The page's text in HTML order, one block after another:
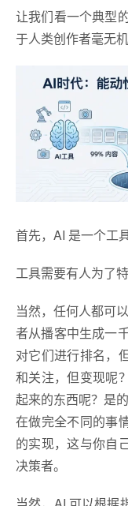
让我们看一个典型
于人类创作者毫无机
首先，AI 是一个工具
工具需要有人为了
当然，任何人都可
者从播客中生成一
对它们进行排名，
和关注，但变现呢
起来的东西呢？是
在做完全不同的事
的实现，这与你自
决策者。